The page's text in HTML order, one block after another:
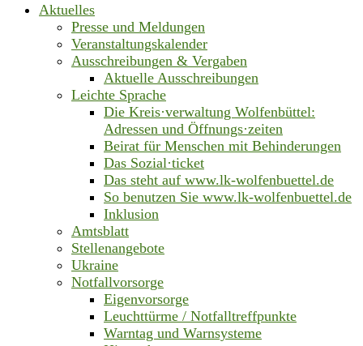
Aktuelles
Presse und Meldungen
Veranstaltungskalender
Ausschreibungen & Vergaben
Aktuelle Ausschreibungen
Leichte Sprache
Die Kreis·verwaltung Wolfenbüttel:
Adressen und Öffnungs·zeiten
Beirat für Menschen mit Behinderungen
Das Sozial·ticket
Das steht auf www.lk-wolfenbuettel.de
So benutzen Sie www.lk-wolfenbuettel.de
Inklusion
Amtsblatt
Stellenangebote
Ukraine
Notfallvorsorge
Eigenvorsorge
Leuchttürme / Notfalltreffpunkte
Warntag und Warnsysteme